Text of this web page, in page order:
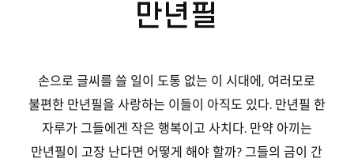
만년필
손으로 글씨를 쓸 일이 도통 없는 이 시대에, 여러모로
불편한 만년필을 사랑하는 이들이 아직도 있다. 만년필 한
자루가 그들에겐 작은 행복이고 사치다. 만약 아끼는
만년필이 고장 난다면 어떻게 해야 할까? 그들의 금이 간